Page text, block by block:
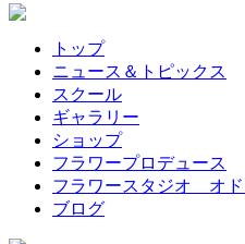
トップ
ニュース＆トピックス
スクール
ギャラリー
ショップ
フラワープロデュース
フラワースタジオ オド
ブログ